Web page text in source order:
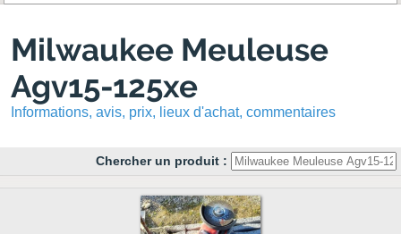
Milwaukee Meuleuse
Agv15-125xe
Informations, avis, prix, lieux d'achat, commentaires
Chercher un produit :